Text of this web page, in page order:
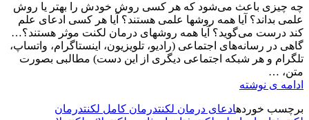
چه چیزی باعث می‌شود که هر کسی روش خودش را بهتر یا روش
علمی بداند؟ آیا همه روشها علمی هستند؟ آیا هر کسی ادعای علم
کند درست می‌گوید؟ آیا همه روشهای درمان لکنت موثر هستند؟…
گاهی در رسانه‌های اجتماعی (رادیو، تلویزیون، اینستاگرام، واتساپ،
تلگرام و هر شبکه اجتماعی دیگری از این دست) مطالبی بصورت
متن، …
ادامه ی نوشته
وبرچسب‌ خوردهادعای درمان لکنتدرمان کامل لکنتدرمان